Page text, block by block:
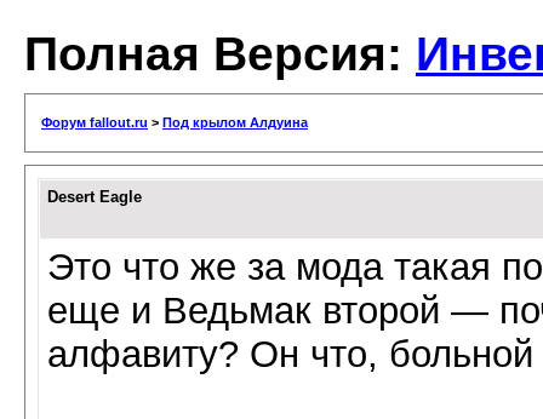
Полная Версия:
Форум fallout.ru > Под крылом Алдуина
Desert Eagle
Это что же за мода такая
еще и Ведьмак второй —
алфавиту? Он что, больной